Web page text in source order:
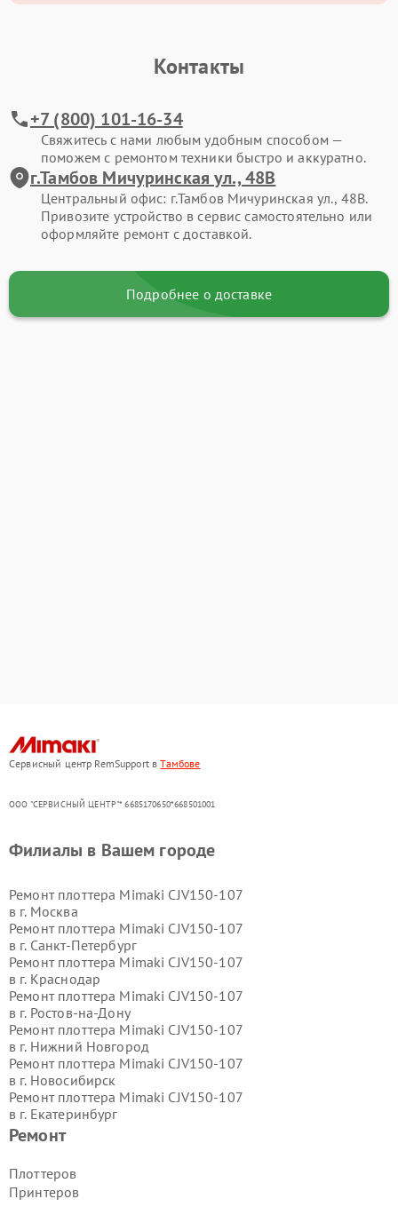
Контакты
+7 (800) 101-16-34
Свяжитесь с нами любым удобным способом —
поможем с ремонтом техники быстро и аккуратно.
г.Тамбов Мичуринская ул., 48В
Центральный офис: г.Тамбов Мичуринская ул., 48В.
Привозите устройство в сервис самостоятельно или
оформляйте ремонт с доставкой.
Подробнее о доставке
Сервисный центр RemSupport вТамбове
ООО "СЕРВИСНЫЙ ЦЕНТР"* 6685170650*668501001
Ремонт
Плоттеров
Принтеров
Филиалы в Вашем городе
Ремонт плоттера Mimaki CJV150-107
в г. Москва
Ремонт плоттера Mimaki CJV150-107
в г. Санкт-Петербург
Ремонт плоттера Mimaki CJV150-107
в г. Краснодар
Ремонт плоттера Mimaki CJV150-107
в г. Ростов-на-Дону
Ремонт плоттера Mimaki CJV150-107
в г. Нижний Новгород
Ремонт плоттера Mimaki CJV150-107
в г. Новосибирск
Ремонт плоттера Mimaki CJV150-107
в г. Екатеринбург
Ремонт плоттера Mimaki CJV150-107
Ремонт плоттера Mimaki CJV150-107
в г.Воронеж
Ремонт плоттера Mimaki CJV150-107